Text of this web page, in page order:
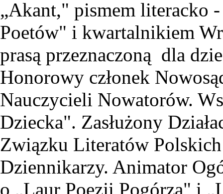
„Akant," pismem literacko
Poetów" i kwartalnikiem
prasą przeznaczoną dla
Honorowy członek
Nauczycieli Nowatorów.
Dziecka". Zasłużony
Związku Literatów
Dziennikarzy. Animator
o „Laur Poezji Pogórza" i